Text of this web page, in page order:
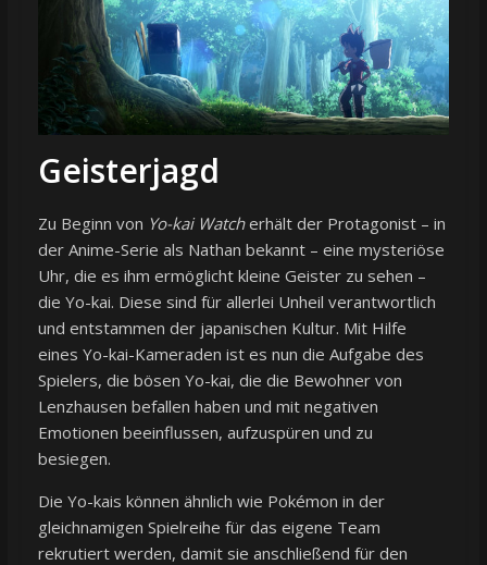
Geisterjagd
Zu Beginn von Yo-kai Watcherhält der Protagonist – in
der Anime-Serie als Nathan bekannt – eine mysteriöse
Uhr, die es ihm ermöglicht kleine Geister zu sehen –
die Yo-kai. Diese sind für allerlei Unheil verantwortlich
und entstammen der japanischen Kultur. Mit Hilfe
eines Yo-kai-Kameraden ist es nun die Aufgabe des
Spielers, die bösen Yo-kai, die die Bewohner von
Lenzhausen befallen haben und mit negativen
Emotionen beeinflussen, aufzuspüren und zu
besiegen.
Die Yo-kais können ähnlich wie Pokémon in der
gleichnamigen Spielreihe für das eigene Team
rekrutiert werden, damit sie anschließend für den